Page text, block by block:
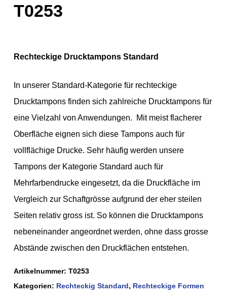
T0253
Rechteckige Drucktampons Standard
In unserer Standard-Kategorie für rechteckige
Drucktampons finden sich zahlreiche Drucktampons für
eine Vielzahl von Anwendungen. Mit meist flacherer
Oberfläche eignen sich diese Tampons auch für
vollflächige Drucke. Sehr häufig werden unsere
Tampons der Kategorie Standard auch für
Mehrfarbendrucke eingesetzt, da die Druckfläche im
Vergleich zur Schaftgrösse aufgrund der eher steilen
Seiten relativ gross ist. So können die Drucktampons
nebeneinander angeordnet werden, ohne dass grosse
Abstände zwischen den Druckflächen entstehen.
Artikelnummer: T0253
Kategorien: Rechteckig Standard, Rechteckige Formen